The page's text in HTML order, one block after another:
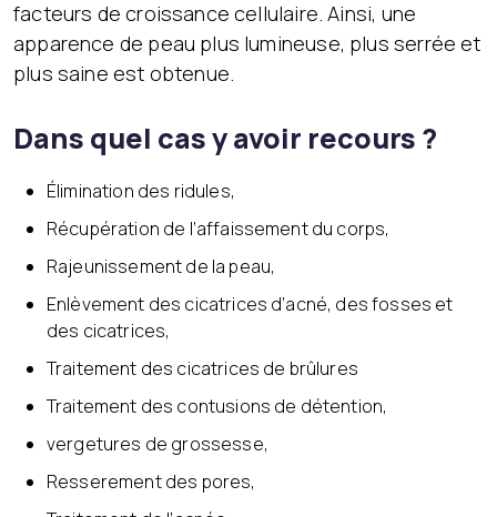
facteurs de croissance cellulaire. Ainsi, une
apparence de peau plus lumineuse, plus serrée et
plus saine est obtenue.
Dans quel cas y avoir recours ?
Élimination des ridules,
Récupération de l’affaissement du corps,
Rajeunissement de la peau,
Enlèvement des cicatrices d’acné, des fosses et
des cicatrices,
Traitement des cicatrices de brûlures
Traitement des contusions de détention,
vergetures de grossesse,
Resserement des pores,